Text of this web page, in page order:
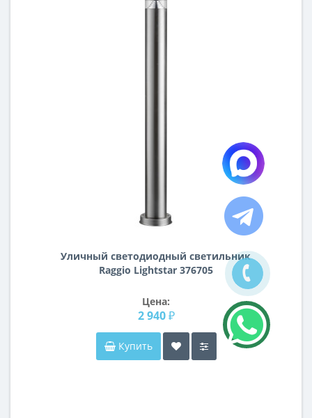
Уличный светодиодный cветильник
Raggio Lightstar 376705
Цена:
2 940 ₽
Купить